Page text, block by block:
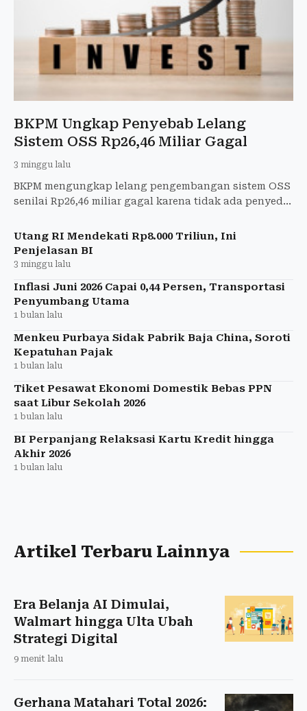
BKPM Ungkap Penyebab Lelang
Sistem OSS Rp26,46 Miliar Gagal
3 minggu lalu
BKPM mengungkap lelang pengembangan sistem OSS
senilai Rp26,46 miliar gagal karena tidak ada penyedia
Utang RI Mendekati Rp8.000 Triliun, Ini
Penjelasan BI
3 minggu lalu
Inflasi Juni 2026 Capai 0,44 Persen, Transportasi
Penyumbang Utama
1 bulan lalu
Menkeu Purbaya Sidak Pabrik Baja China, Soroti
Kepatuhan Pajak
1 bulan lalu
Tiket Pesawat Ekonomi Domestik Bebas PPN
saat Libur Sekolah 2026
1 bulan lalu
BI Perpanjang Relaksasi Kartu Kredit hingga
Akhir 2026
1 bulan lalu
Artikel Terbaru Lainnya
Era Belanja AI Dimulai,
Walmart hingga Ulta Ubah
Strategi Digital
9 menit lalu
Gerhana Matahari Total 2026: